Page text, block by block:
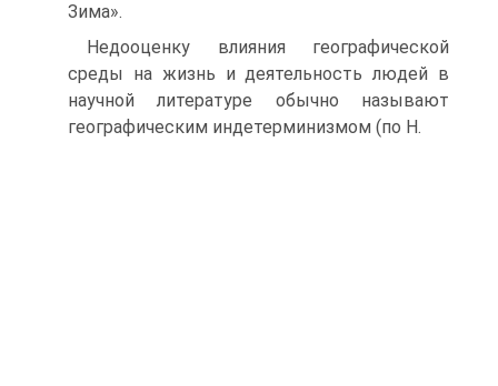
Зима».
Недооценку влияния географической
среды на жизнь и деятельность людей в
научной литературе обычно называют
географическим индетерминизмом (по Н.